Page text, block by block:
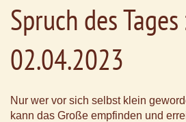
Spruch des
02.04.2023
Nur wer vor sich selbst klein
kann das Große empfinden und